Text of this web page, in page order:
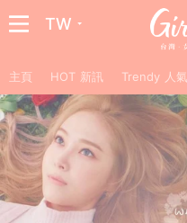
TW
主頁 HOT 新訊 Trendy 人